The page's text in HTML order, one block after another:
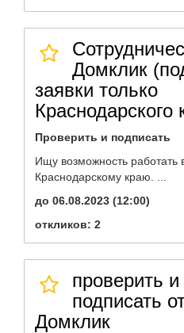
Домклик
заявки только
Краснодарского
Проверить и подписать
Ищу возможность работать
Краснодарскому краю. ...
до 06.08.2023 (12:00)
откликов: 2
проверить и
подписать
Домклик